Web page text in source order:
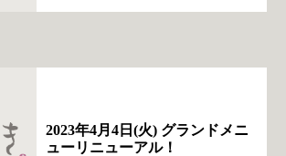
2023年4月4日(火) グランドメニ
ューリニューアル！